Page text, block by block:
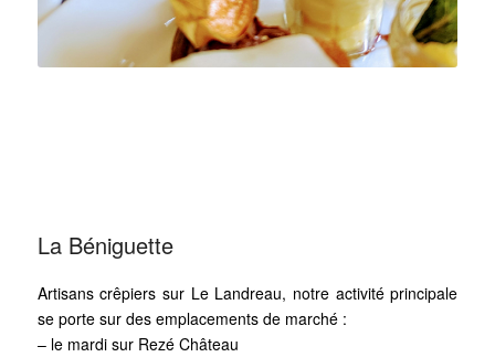
La Béniguette
Artisans crêpiers sur Le Landreau, notre activité principale
se porte sur des emplacements de marché :
– le mardi sur Rezé Château